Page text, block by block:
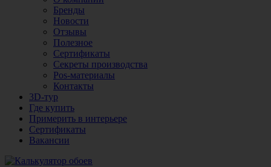
Бренды
Новости
Отзывы
Полезное
Сертификаты
Секреты производства
Pos-материалы
Контакты
3D-тур
Где купить
Примерить в интерьере
Сертификаты
Вакансии